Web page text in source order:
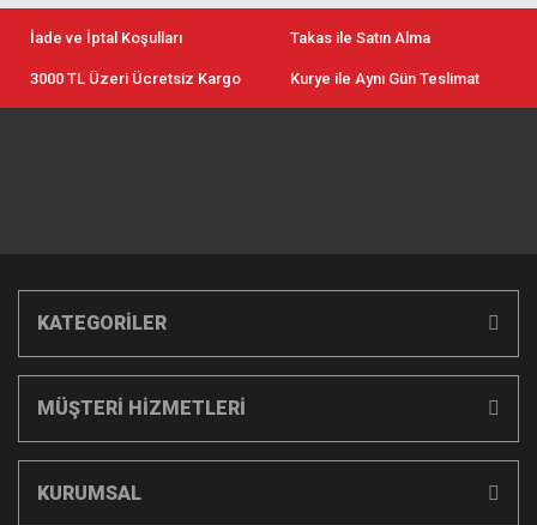
İade ve İptal Koşulları Takas ile Satın Alma
3000 TL Üzeri Ücretsiz Kargo Kurye ile Aynı Gün Teslimat
KATEGORİLER
MÜŞTERİ HİZMETLERİ
KURUMSAL